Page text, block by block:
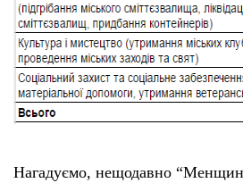
Нагадуємо, нещодавно